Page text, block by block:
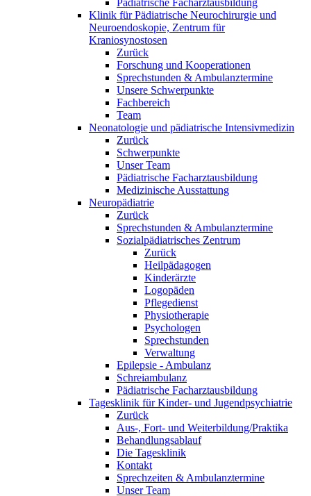
Pädiatrische Facharztausbildung
Klinik für Pädiatrische Neurochirurgie und
Neuroendoskopie, Zentrum für
Kraniosynostosen
Zurück
Forschung und Kooperationen
Sprechstunden & Ambulanztermine
Unsere Schwerpunkte
Fachbereich
Team
Neonatologie und pädiatrische Intensivmedizin
Zurück
Schwerpunkte
Unser Team
Pädiatrische Facharztausbildung
Medizinische Ausstattung
Neuropädiatrie
Zurück
Sprechstunden & Ambulanztermine
Sozialpädiatrisches Zentrum
Zurück
Heilpädagogen
Kinderärzte
Logopäden
Pflegedienst
Physiotherapie
Psychologen
Sprechstunden
Verwaltung
Epilepsie - Ambulanz
Schreiambulanz
Pädiatrische Facharztausbildung
Tagesklinik für Kinder- und Jugendpsychiatrie
Zurück
Aus-, Fort- und Weiterbildung/Praktika
Behandlungsablauf
Die Tagesklinik
Kontakt
Sprechzeiten & Ambulanztermine
Unser Team